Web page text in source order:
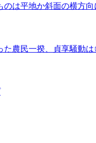
のは平地か斜面の横方
た農民一揆、貞享騒動